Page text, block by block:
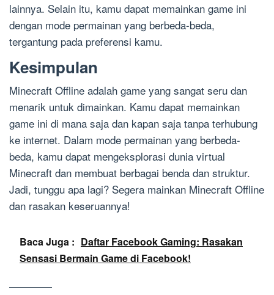
lainnya. Selain itu, kamu dapat memainkan game ini
dengan mode permainan yang berbeda-beda,
tergantung pada preferensi kamu.
Kesimpulan
Minecraft Offline adalah game yang sangat seru dan
menarik untuk dimainkan. Kamu dapat memainkan
game ini di mana saja dan kapan saja tanpa terhubung
ke internet. Dalam mode permainan yang berbeda-
beda, kamu dapat mengeksplorasi dunia virtual
Minecraft dan membuat berbagai benda dan struktur.
Jadi, tunggu apa lagi? Segera mainkan Minecraft Offline
dan rasakan keseruannya!
Baca Juga : Daftar Facebook Gaming: Rasakan
Sensasi Bermain Game di Facebook!